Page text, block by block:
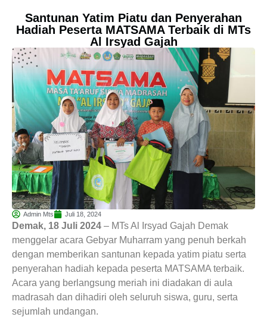
Santunan Yatim Piatu dan Penyerahan
Hadiah Peserta MATSAMA Terbaik di MTs
Al Irsyad Gajah
Admin Mts Juli 18, 2024
Demak, 18 Juli 2024 – MTs Al Irsyad Gajah Demak
menggelar acara Gebyar Muharram yang penuh berkah
dengan memberikan santunan kepada yatim piatu serta
penyerahan hadiah kepada peserta MATSAMA terbaik.
Acara yang berlangsung meriah ini diadakan di aula
madrasah dan dihadiri oleh seluruh siswa, guru, serta
sejumlah undangan.